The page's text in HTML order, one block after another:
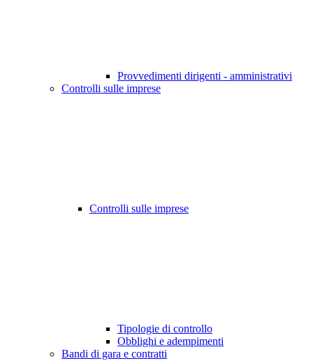
Provvedimenti dirigenti - amministrativi
Controlli sulle imprese
Controlli sulle imprese
Tipologie di controllo
Obblighi e adempimenti
Bandi di gara e contratti